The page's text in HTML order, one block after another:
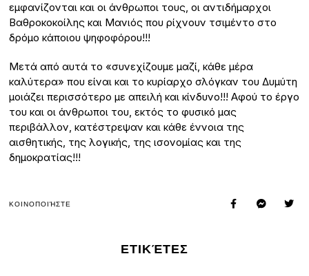
εμφανίζονται και οι άνθρωποι τους, οι αντιδήμαρχοι
Βαθροκοκοίλης και Μανιός που ρίχνουν τσιμέντο στο
δρόμο κάποιου ψηφοφόρου!!!
Μετά από αυτά το «συνεχίζουμε μαζί, κάθε μέρα
καλύτερα» που είναι και το κυρίαρχο σλόγκαν του Δυμύτη
μοιάζει περισσότερο με απειλή και κίνδυνο!!! Αφού το έργο
του και οι άνθρωποι του, εκτός το φυσικό μας
περιβάλλον, κατέστρεψαν και κάθε έννοια της
αισθητικής, της λογικής, της ισονομίας και της
δημοκρατίας!!!
ΚΟΙΝΟΠΟΙΉΣΤΕ
ΕΤΙΚΈΤΕΣ